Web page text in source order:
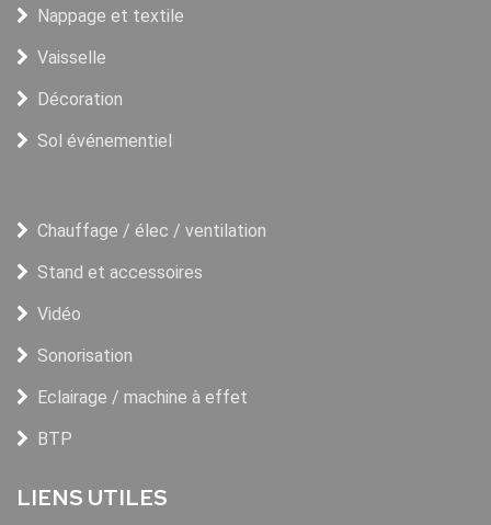
Nappage et textile
Vaisselle
Décoration
Sol événementiel
Chauffage / élec / ventilation
Stand et accessoires
Vidéo
Sonorisation
Eclairage / machine à effet
BTP
LIENS UTILES